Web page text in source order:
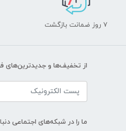
۷ روز ضمانت بازگشت
از تخفیف‌ها و جدیدترین‌های
ما را در شبکه‌های اجتماعی